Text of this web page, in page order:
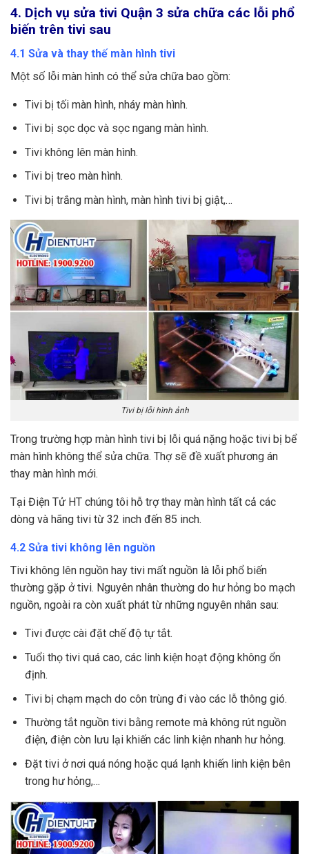
4. Dịch vụ sửa tivi Quận 3 sửa chữa các lỗi phổ
biến trên tivi sau
4.1 Sửa và thay thế màn hình tivi
Một số lỗi màn hình có thể sửa chữa bao gồm:
Tivi bị tối màn hình, nháy màn hình.
Tivi bị sọc dọc và sọc ngang màn hình.
Tivi không lên màn hình.
Tivi bị treo màn hình.
Tivi bị trắng màn hình, màn hình tivi bị giật,…
Tivi bị lỗi hình ảnh
Trong trường hợp màn hình tivi bị lỗi quá nặng hoặc tivi bị bể
màn hình không thể sửa chữa. Thợ sẽ đề xuất phương án
thay màn hình mới.
Tại Điện Tử HT chúng tôi hỗ trợ thay màn hình tất cả các
dòng và hãng tivi từ 32 inch đến 85 inch.
4.2 Sửa tivi không lên nguồn
Tivi không lên nguồn hay tivi mất nguồn là lỗi phổ biến
thường gặp ở tivi. Nguyên nhân thường do hư hỏng bo mạch
nguồn, ngoài ra còn xuất phát từ những nguyên nhân sau:
Tivi được cài đặt chế độ tự tắt.
Tuổi thọ tivi quá cao, các linh kiện hoạt động không ổn
định.
Tivi bị chạm mạch do côn trùng đi vào các lỗ thông gió.
Thường tắt nguồn tivi bằng remote mà không rút nguồn
điện, điện còn lưu lại khiến các linh kiện nhanh hư hỏng.
Đặt tivi ở nơi quá nóng hoặc quá lạnh khiến linh kiện bên
trong hư hỏng,…